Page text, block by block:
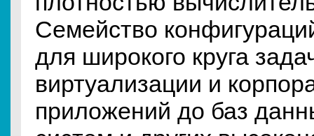
Семейство
для широкого круга
виртуализации и
приложений до баз